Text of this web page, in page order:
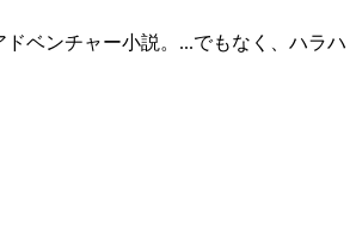
ベンチャー小説。...でもなく、ハラハ